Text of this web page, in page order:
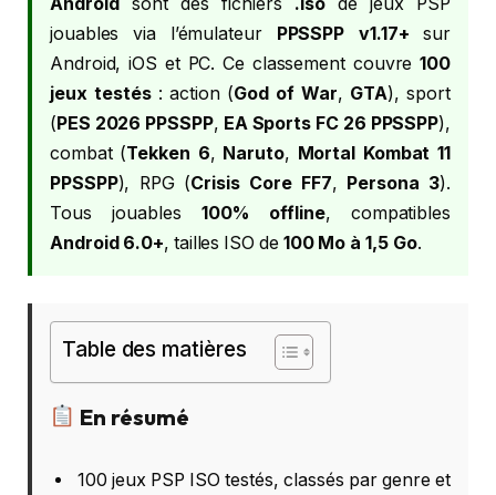
jouables via l’émulateur PPSSPP v1.17+ sur
Android, iOS et PC. Ce classement couvre100
jeux testés: action (God of War, GTA), sport
(PES 2026 PPSSPP, EA Sports FC 26 PPSSPP),
combat (Tekken 6, Naruto, Mortal Kombat 11
PPSSPP), RPG (Crisis Core FF7, Persona 3).
Tous jouables 100% offline, compatibles
Android 6.0+, tailles ISO de 100 Mo à 1,5 Go.
Table des matières
En résumé
100 jeux PSP ISO testés, classés par genre et